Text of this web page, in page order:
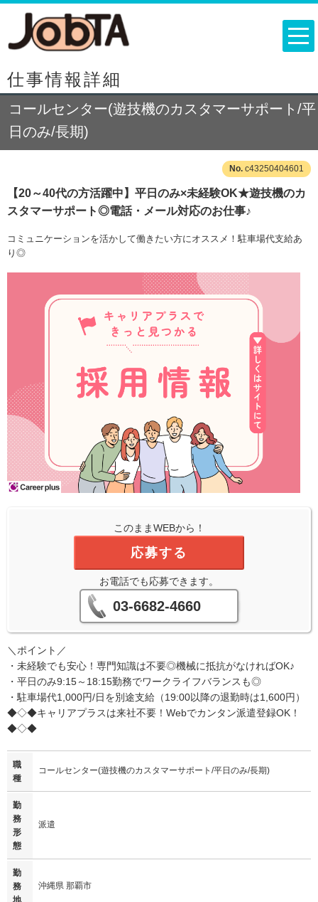
仕事情報詳細
コールセンター(遊技機のカスタマーサポート/平
日のみ/長期)
c43250404601
【20～40代の方活躍中】平日のみ×未経験OK★遊技機のカ
スタマーサポート◎電話・メール対応のお仕事♪
コミュニケーションを活かして働きたい方にオススメ！駐車場代支給あ
り◎
このままWEBから！
応募する
お電話でも応募できます。
03-6682-4660
＼ポイント／
・未経験でも安心！専門知識は不要◎機械に抵抗がなければOK♪
・平日のみ9:15～18:15勤務でワークライフバランスも◎
・駐車場代1,000円/日を別途支給（19:00以降の退勤時は1,600円）
◆◇◆キャリアプラスは来社不要！Webでカンタン派遣登録OK！
◆◇◆
職
種
コールセンター(遊技機のカスタマーサポート/平日のみ/長期)
勤
務
形
態
派遣
勤
務
沖縄県 那覇市